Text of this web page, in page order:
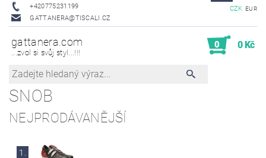
+420775231199
GATTANERA@TISCALI.CZ
CZK EUR
gattanera.com
...zvol si svůj styl...!!!
0 0 Kč
SNOB
NEJPRODÁVANĚJŠÍ
1.